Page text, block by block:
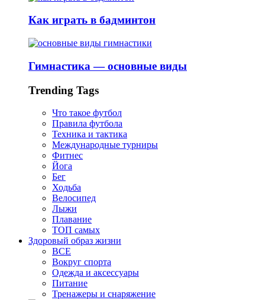
Как играть в бадминтон
Гимнастика — основные виды
Trending Tags
Что такое футбол
Правила футбола
Техника и тактика
Международные турниры
Фитнес
Йога
Бег
Ходьба
Велосипед
Лыжи
Плавание
ТОП самых
Здоровый образ жизни
ВСЕ
Вокруг спорта
Одежда и аксессуары
Питание
Тренажеры и снаряжение